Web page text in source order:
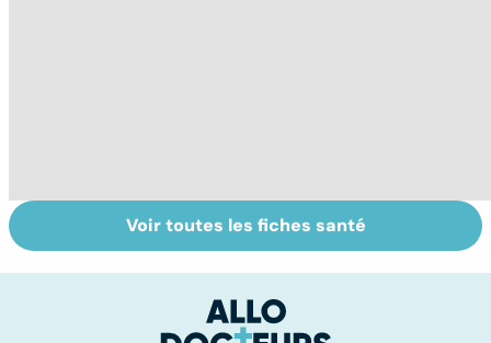
Tout savoir sur le
cancer de la
Mélanome : le
plus redouté des
peau
Voir toutes les fiches santé